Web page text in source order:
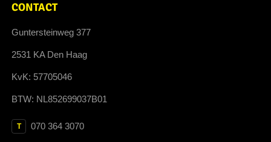
CONTACT
Guntersteinweg 377
2531 KA Den Haag
KvK: 57705046
BTW: NL852699037B01
T 070 364 3070